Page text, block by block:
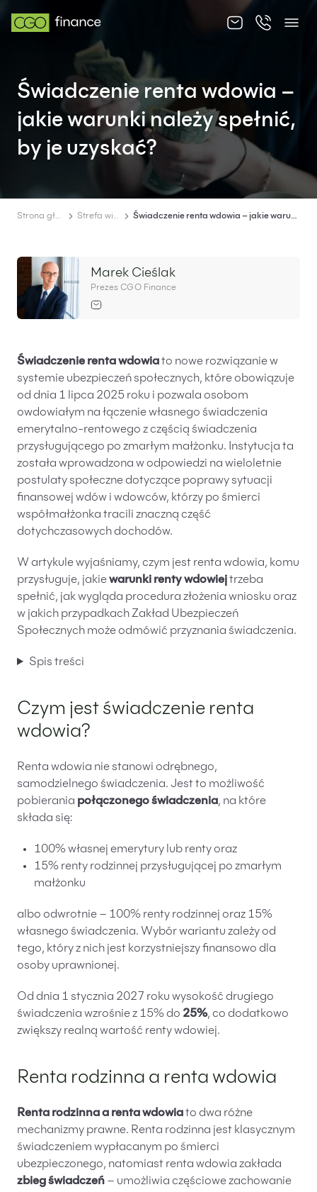
Oferta
Cennik
Strefa wiedzy
EN
Świadczenie renta wdowia –
jakie warunki należy spełnić,
by je uzyskać?
Strona główna Strefa wiedzy Świadczenie renta wdowia – jakie warunki należy spełnić, by je uzyskać?
Marek Cieślak
Prezes CGO Finance
Świadczenie renta wdowiato nowe rozwiązanie w
systemie ubezpieczeń społecznych, które obowiązuje
od dnia 1 lipca 2025 roku i pozwala osobom
owdowiałym na łączenie własnego świadczenia
emerytalno-rentowego z częścią świadczenia
przysługującego po zmarłym małżonku. Instytucja ta
została wprowadzona w odpowiedzi na wieloletnie
postulaty społeczne dotyczące poprawy sytuacji
finansowej wdów i wdowców, którzy po śmierci
współmałżonka tracili znaczną część
dotychczasowych dochodów.
W artykule wyjaśniamy, czym jest renta wdowia, komu
przysługuje, jakiewarunki renty wdowiejtrzeba
spełnić, jak wygląda procedura złożenia wniosku oraz
w jakich przypadkach Zakład Ubezpieczeń
Społecznych może odmówić przyznania świadczenia.
Spis treści
Czym jest świadczenie renta
wdowia?
Renta wdowia nie stanowi odrębnego,
samodzielnego świadczenia. Jest to możliwość
pobierania połączonego świadczenia, na które
składa się:
100% własnej emerytury lub renty oraz
15% renty rodzinnej przysługującej po zmarłym
małżonku
albo odwrotnie – 100% renty rodzinnej oraz 15%
własnego świadczenia. Wybór wariantu zależy od
tego, który z nich jest korzystniejszy finansowo dla
osoby uprawnionej.
Od dnia 1 stycznia 2027 roku wysokość drugiego
świadczenia wzrośnie z 15% do 25%, co dodatkowo
zwiększy realną wartość renty wdowiej.
Renta rodzinna a renta wdowia
Renta rodzinna a renta wdowiato dwa różne
mechanizmy prawne. Renta rodzinna jest klasycznym
świadczeniem wypłacanym po śmierci
ubezpieczonego, natomiast renta wdowia zakłada
zbieg świadczeń – umożliwia częściowe zachowanie